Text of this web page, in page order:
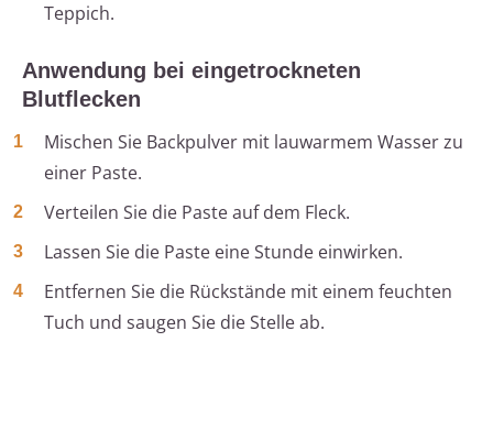
Teppich.
Anwendung bei eingetrockneten
Blutflecken
Mischen Sie Backpulver mit lauwarmem Wasser zu
einer Paste.
Verteilen Sie die Paste auf dem Fleck.
Lassen Sie die Paste eine Stunde einwirken.
Entfernen Sie die Rückstände mit einem feuchten
Tuch und saugen Sie die Stelle ab.